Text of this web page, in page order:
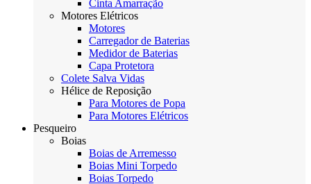
Cinta Amarração
Motores Elétricos
Motores
Carregador de Baterias
Medidor de Baterias
Capa Protetora
Colete Salva Vidas
Hélice de Reposição
Para Motores de Popa
Para Motores Elétricos
Pesqueiro
Boias
Boias de Arremesso
Boias Mini Torpedo
Boias Torpedo